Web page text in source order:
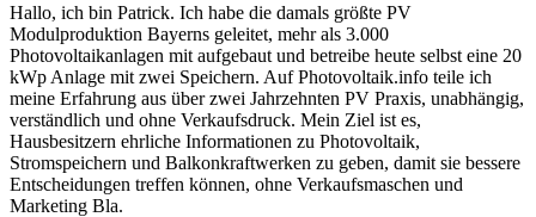
Hallo, ich bin Patrick. Ich habe die damals größte PV
Modulproduktion Bayerns geleitet, mehr als 3.000
Photovoltaikanlagen mit aufgebaut und betreibe heute selbst eine 20
kWp Anlage mit zwei Speichern. Auf Photovoltaik.info teile ich
meine Erfahrung aus über zwei Jahrzehnten PV Praxis, unabhängig,
verständlich und ohne Verkaufsdruck. Mein Ziel ist es,
Hausbesitzern ehrliche Informationen zu Photovoltaik,
Stromspeichern und Balkonkraftwerken zu geben, damit sie bessere
Entscheidungen treffen können, ohne Verkaufsmaschen und
Marketing Bla.